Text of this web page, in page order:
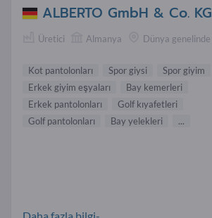
ALBERTO GmbH & Co. KG
Üretici Almanya Dünya genelinde
Kot pantolonları Spor giysi
Spor giyim
Erkek giyim eşyaları
Bay kemerleri
Erkek pantolonları
Golf k ıyafetleri
Golf pantolonları
Bay yelekleri ...
Daha fazla bilgi-